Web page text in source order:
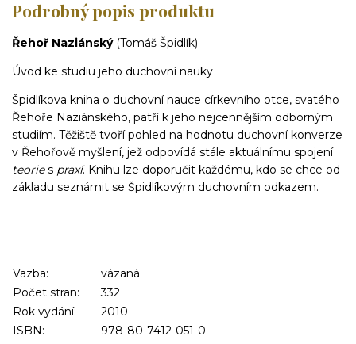
Podrobný popis produktu
Řehoř Naziánský (Tomáš Špidlík)
Úvod ke studiu jeho duchovní nauky
Špidlíkova kniha o duchovní nauce církevního otce, svatého
Řehoře Naziánského, patří k jeho nejcennějším odborným
studiím. Těžiště tvoří pohled na hodnotu duchovní konverze
v Řehořově myšlení, jež odpovídá stále aktuálnímu spojení
teories praxí. Knihu lze doporučit každému, kdo se chce od
základu seznámit se Špidlíkovým duchovním odkazem.
Vazba:
vázaná
Počet stran:
332
Rok vydání:
2010
ISBN:
978-80-7412-051-0